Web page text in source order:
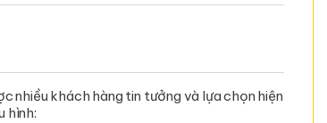
nhiều khách hàng tin tưởng và lựa chọn hiện
hình: